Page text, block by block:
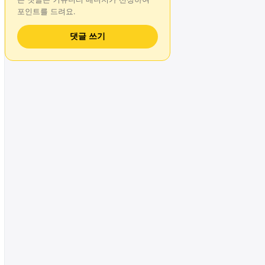
포인트를 드려요.
댓글 쓰기